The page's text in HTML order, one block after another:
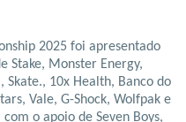
2025 foi apresentado
Stake, Monster Energy,
Skate., 10x Health, Banco do
Vale, G-Shock, Wolfpak e
o apoio de Seven Boys,